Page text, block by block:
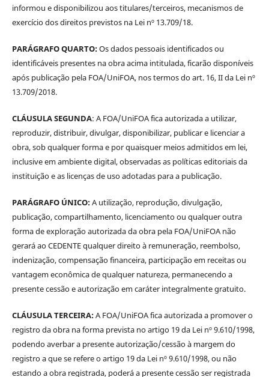
informou e disponibilizou aos titulares/terceiros, mecanismos de
exercício dos direitos previstos na Lei nº 13.709/18.
PARÁGRAFO QUARTO:Os dados pessoais identificados ou
identificáveis presentes na obra acima intitulada, ficarão disponíveis
após publicação pela FOA/UniFOA, nos termos do art. 16, II da Lei nº
13.709/2018.
CLÁUSULA SEGUNDA: A FOA/UniFOA fica autorizada a utilizar,
reproduzir, distribuir, divulgar, disponibilizar, publicar e licenciar a
obra, sob qualquer forma e por quaisquer meios admitidos em lei,
inclusive em ambiente digital, observadas as políticas editoriais da
instituição e as licenças de uso adotadas para a publicação.
PARÁGRAFO ÚNICO:A utilização, reprodução, divulgação,
publicação, compartilhamento, licenciamento ou qualquer outra
forma de exploração autorizada da obra pela FOA/UniFOA não
gerará ao CEDENTE qualquer direito à remuneração, reembolso,
indenização, compensação financeira, participação em receitas ou
vantagem econômica de qualquer natureza, permanecendo a
presente cessão e autorização em caráter integralmente gratuito.
CLÁUSULA TERCEIRA:A FOA/UniFOA fica autorizada a promover o
registro da obra na forma prevista no artigo 19 da Lei nº 9.610/1998,
podendo averbar a presente autorização/cessão à margem do
registro a que se refere o artigo 19 da Lei nº 9.610/1998, ou não
estando a obra registrada, poderá a presente cessão ser registrada